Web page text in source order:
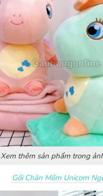
Xem thêm sản phẩm trong
Gối Chăn Mềm Unicorn